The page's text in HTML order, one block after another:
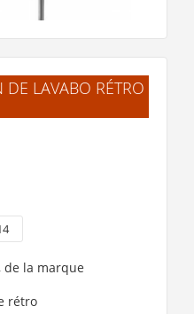
- 1 Trou de
LAVABO RÉTRO
de la marque
rétro